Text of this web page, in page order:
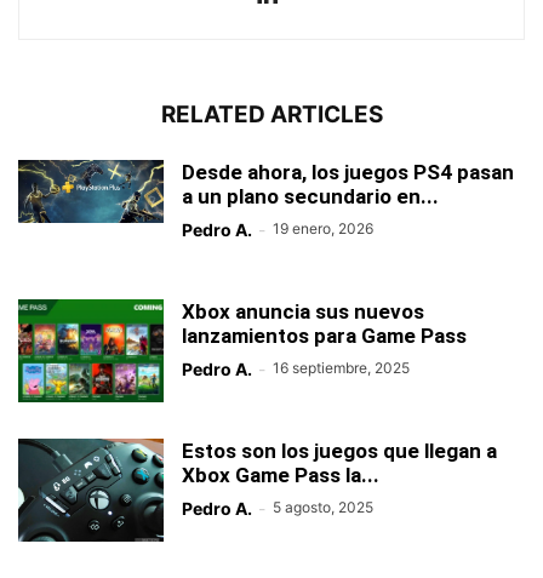
RELATED ARTICLES
Desde ahora, los juegos PS4 pasan
a un plano secundario en...
Pedro A. - 19 enero, 2026
Xbox anuncia sus nuevos
lanzamientos para Game Pass
Pedro A. - 16 septiembre, 2025
Estos son los juegos que llegan a
Xbox Game Pass la...
Pedro A. - 5 agosto, 2025